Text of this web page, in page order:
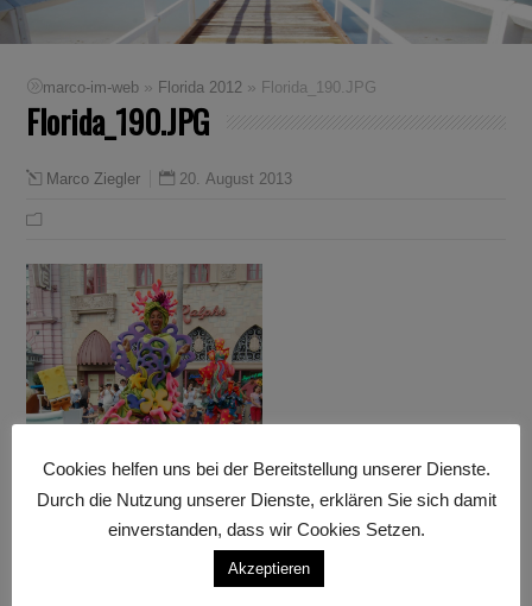
marco-im-web » Florida 2012 » Florida_190.JPG
Florida_190.JPG
Marco Ziegler 20. August 2013
Cookies helfen uns bei der Bereitstellung unserer Dienste.
Durch die Nutzung unserer Dienste, erklären Sie sich damit
einverstanden, dass wir Cookies Setzen.
Akzeptieren